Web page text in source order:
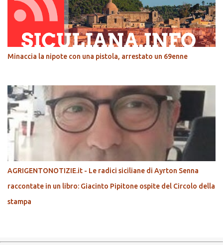
Minaccia la nipote con una pistola, arrestato un 69enne
AGRIGENTONOTIZIE.it - Le radici siciliane di Ayrton Senna
raccontate in un libro: Giacinto Pipitone ospite del Circolo della
stampa